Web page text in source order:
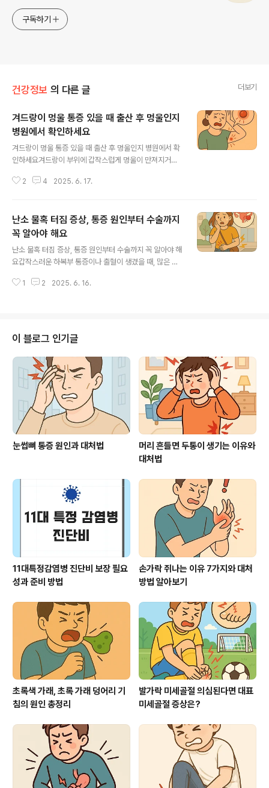
구독하기
건강정보 의 다른 글 더보기
겨드랑이 멍울 통증 있을 때 출산 후 멍울인지
병원에서 확인하세요
겨드랑이 멍울 통증 있을 때 출산 후 멍울인지 병원에서 확
인하세요겨드랑이 부위에 갑작스럽게 멍울이 만져지거나
림프절 이상이나 유방 관련 질환의 징후일 수 있어 주의가
멍울 통증, 어떤 증상이 나타나나요?피부 밑에 단단한 멍울
이 만져져요눌렀을 때 통증이 있고 열감이 동반돼요시간이
지나며 점점 커지거나 색이 변해요고름이나 진물이 생기는
경우도 있어요겨드랑이 움직임에 불편함을 느껴요이러한
겨드랑이 통증은 단순 피지낭종부터 림프절염, 유방 질환
에 이르기까지 다양한 원인으로 발생할 수 있어요.겨드랑
2 4 2025. 6. 17.
난소 물혹 터짐 증상, 통증 원인부터 수술까지
꼭 알아야 해요
난소 물혹 터짐 증상, 통증 원인부터 수술까지 꼭 알아야 해
요갑작스러운 하복부 통증이나 출혈이 생겼을 때, 많은 여
하지만 그 원인 중 하나로 간과하기 쉬운 것이 바로 난소 물
난소에 생기는 물혹(난소 낭종)은 대부분 양성이며 자연스
럽게 없어지기도 해요. 하지만 크기가 커지거나 특정한 상
황에서 압력을 받아 터질 수 있습니다. 난소 물혹의 터짐은
난소 내 낭종이 파열되면서 내부의 액체가 복강으로 퍼지
거나 출혈을 유발하는 현상입니다. 이로 인해 심한 난소 물
혹 통증과 복부 팽만, 어지러움 등..
1 2 2025. 6. 16.
이 블로그 인기글
눈썹뼈 통증 원인과 대처법
머리 흔들면 두통이 생기는 이유와
대처법
11대특정감염병 진단비 보장 필요
성과 준비 방법
손가락 쥐나는 이유 7가지와 대처
방법 알아보기
초록색 가래, 초록 가래 덩어리 기
침의 원인 총정리
발가락 미세골절 의심된다면 대표
미세골절 증상은?